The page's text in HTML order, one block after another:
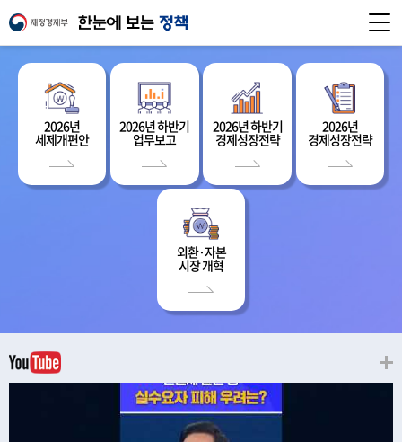
2026년
세제개편안
2026년 하반기
업무보고
2026년 하반기
경제성장전략
2026년
경제성장전략
외환·자본
시장 개혁